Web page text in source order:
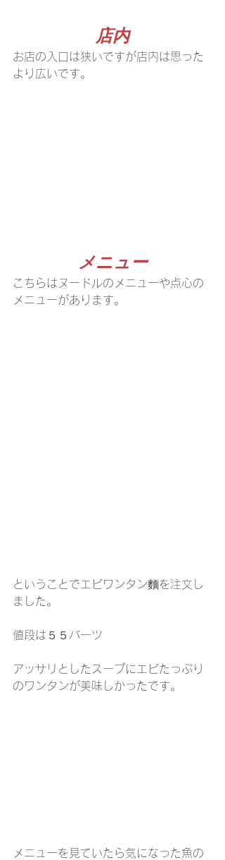
店内
お店の入口は狭いですが店内は思った
より広いです。
メニュー
こちらはヌードルのメニューや点心の
メニューがあります。
ということでエビワンタン麵を注文し
ました。
値段は５５バーツ
アッサリとしたスープにエビたっぷり
のワンタンが美味しかったです。
メニューを見ていたら気になった魚の